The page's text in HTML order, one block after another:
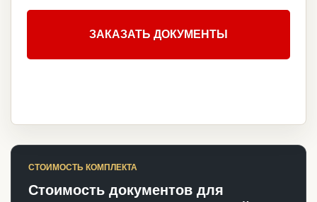
ЗАКАЗАТЬ ДОКУМЕНТЫ
СТОИМОСТЬ КОМПЛЕКТА
Стоимость документов для